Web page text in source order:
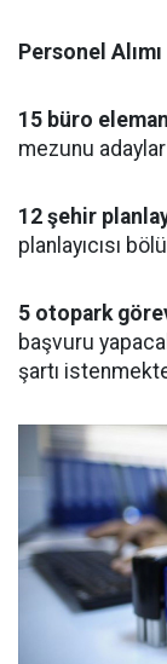
Personel
15 büro
mezunu
12 şehir
planlayıcısı
5 otopark
başvuru
şartı